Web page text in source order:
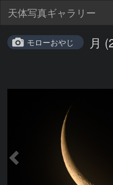
天体写真ギャラリー
モローおやじ 月